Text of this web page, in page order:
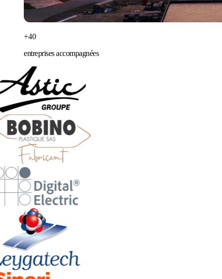
+40
entreprises accompagnées